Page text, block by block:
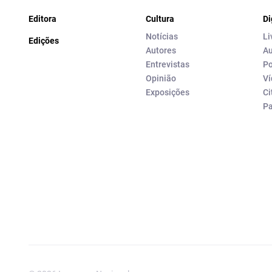
Editora
Edições
Cultura
Notícias
Autores
Entrevistas
Opinião
Exposições